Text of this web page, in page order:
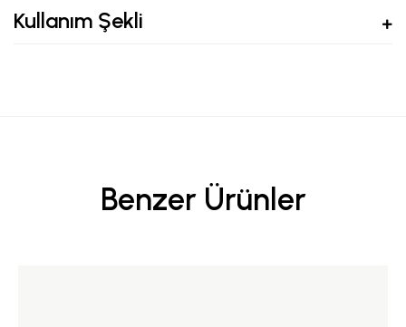
Kullanım Şekli
Benzer Ürünler